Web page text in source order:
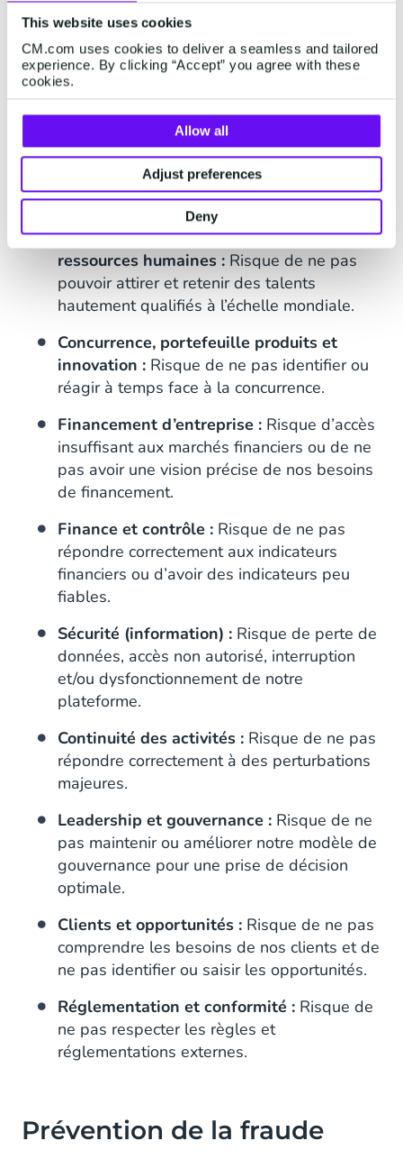
This website uses cookies
CM.com uses cookies to deliver a seamless and tailored
experience. By clicking “Accept” you agree with these
cookies.
Allow all
Adjust preferences
Deny
CM.com d’atteindre ses objectifs de
croissance rentable et durable, en
jouant un rôle de partenaire dans le
domaine de la gestion des risques et
de la conformité.
Principaux risques en un coup d’œil :
Croissance organisationnelle et
ressources humaines : Risque de ne pas
pouvoir attirer et retenir des talents
hautement qualifiés à l’échelle mondiale.
Concurrence, portefeuille produits et
innovation : Risque de ne pas identifier ou
réagir à temps face à la concurrence.
Financement d’entreprise : Risque d’accès
insuffisant aux marchés financiers ou de ne
pas avoir une vision précise de nos besoins
de financement.
Finance et contrôle : Risque de ne pas
répondre correctement aux indicateurs
financiers ou d’avoir des indicateurs peu
fiables.
Sécurité (information) : Risque de perte de
données, accès non autorisé, interruption
et/ou dysfonctionnement de notre
plateforme.
Continuité des activités : Risque de ne pas
répondre correctement à des perturbations
majeures.
Leadership et gouvernance : Risque de ne
pas maintenir ou améliorer notre modèle de
gouvernance pour une prise de décision
optimale.
Clients et opportunités : Risque de ne pas
comprendre les besoins de nos clients et de
ne pas identifier ou saisir les opportunités.
Réglementation et conformité : Risque de
ne pas respecter les règles et
réglementations externes.
Prévention de la fraude